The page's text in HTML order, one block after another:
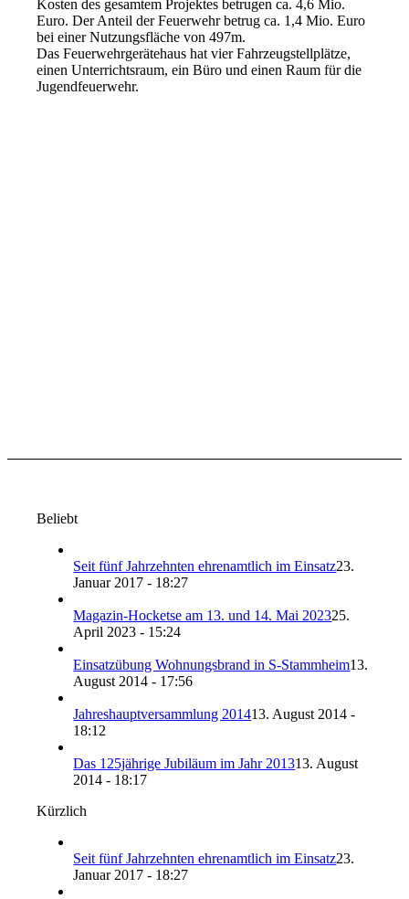
Kosten des gesamtem Projektes betrugen ca. 4,6 Mio.
Euro. Der Anteil der Feuerwehr betrug ca. 1,4 Mio. Euro
bei einer Nutzungsfläche von 497m.
Das Feuerwehrgerätehaus hat vier Fahrzeugstellplätze,
einen Unterrichtsraum, ein Büro und einen Raum für die
Jugendfeuerwehr.
Beliebt
Seit fünf Jahrzehnten ehrenamtlich im Einsatz23.
Januar 2017 - 18:27
Magazin-Hocketse am 13. und 14. Mai 202325.
April 2023 - 15:24
Einsatzübung Wohnungsbrand in S-Stammheim13.
August 2014 - 17:56
Jahreshauptversammlung 201413. August 2014 -
18:12
Das 125jährige Jubiläum im Jahr 201313. August
2014 - 18:17
Kürzlich
Seit fünf Jahrzehnten ehrenamtlich im Einsatz23.
Januar 2017 - 18:27